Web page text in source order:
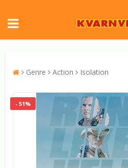
Genre Action Isolation
- 51%